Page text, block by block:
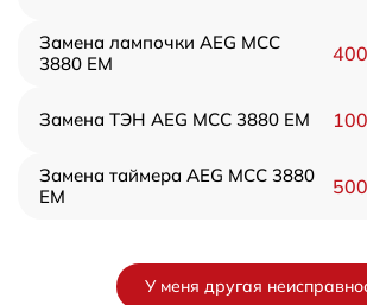
Замена лампочки AEG MCC
3880 EM
Замена ТЭН AEG MCC 3880 EM
Замена таймера AEG MCC 3880
EM
У меня другая